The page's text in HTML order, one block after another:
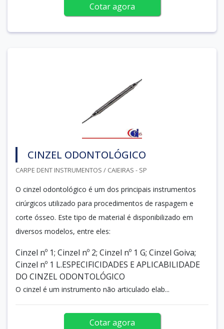
Cotar agora
CINZEL ODONTOLÓGICO
CARPE DENT INSTRUMENTOS / CAIEIRAS - SP
O cinzel odontológico é um dos principais instrumentos
cirúrgicos utilizado para procedimentos de raspagem e
corte ósseo. Este tipo de material é disponibilizado em
diversos modelos, entre eles:
Cinzel nº 1; Cinzel nº 2; Cinzel nº 1 G; Cinzel Goiva;
Cinzel nº 1 L.ESPECIFICIDADES E APLICABILIDADE
DO CINZEL ODONTOLÓGICO
O cinzel é um instrumento não articulado elab...
Cotar agora